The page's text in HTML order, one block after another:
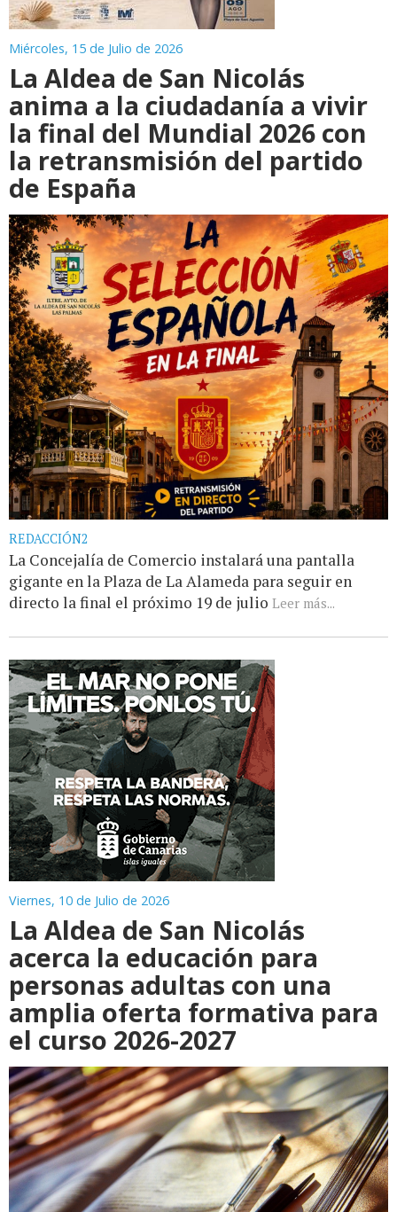
Miércoles, 15 de Julio de 2026
La Aldea de San Nicolás
anima a la ciudadanía a vivir
la final del Mundial 2026 con
la retransmisión del partido
de España
REDACCIÓN2
La Concejalía de Comercio instalará una pantalla
gigante en la Plaza de La Alameda para seguir en
directo la final el próximo 19 de julio Leer más...
Viernes, 10 de Julio de 2026
La Aldea de San Nicolás
acerca la educación para
personas adultas con una
amplia oferta formativa para
el curso 2026-2027